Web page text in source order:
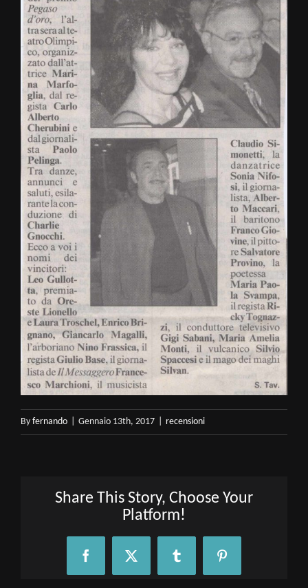
By fernando Gennaio 13th, 2017 recensioni
Share This Story, Choose Your
Platform!
FacebookX Tumblr Pinterest